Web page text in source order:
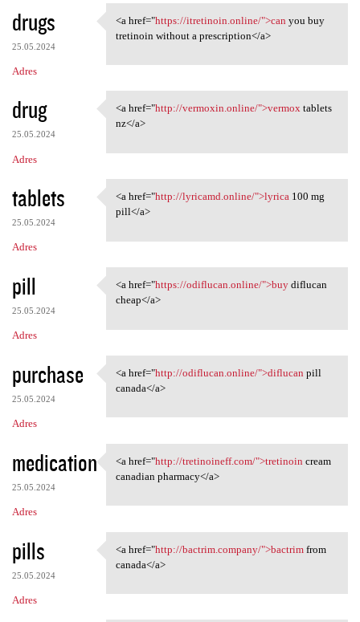
drugs
25.05.2024
Adres
<a href="https://itretinoin
<a href="https://itretinoin.online/">can you buy
tretinoin without a prescription</a>
drug
25.05.2024
Adres
<a href="http://vermoxin
<a href="http://vermoxin.online/">vermoxtablets
nz</a>
tablets
25.05.2024
Adres
<a href="http://lyricamd
<a href="http://lyricamd.online/">lyrica100 mg
pill</a>
pill
25.05.2024
Adres
<a href="https://odiflucan
<a href="https://odiflucan.online/">buydiflucan
cheap</a>
purchase
25.05.2024
Adres
<a href="http://odiflucan
<a href="http://odiflucan.online/">diflucan pill
canada</a>
medication
25.05.2024
Adres
<a href="http://tretinoineff
<a href="http://tretinoineff.com/">tretinoin cream
canadian pharmacy</a>
pills
25.05.2024
Adres
<a href="http://bactrim
<a href="http://bactrim.company/">bactrimfrom
canada</a>